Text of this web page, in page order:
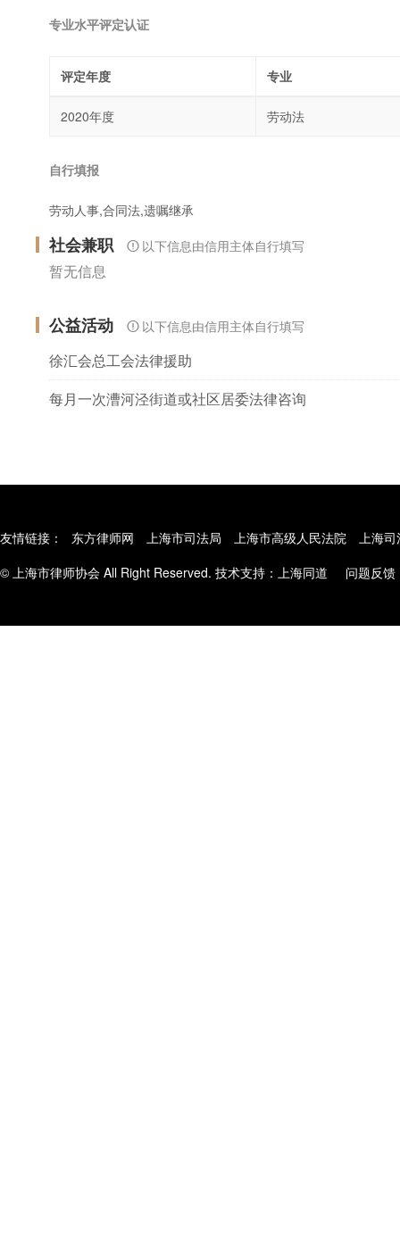
专业水平评定认证
评定年度 专业
2020年度 劳动法
自行填报
劳动人事,合同法,遗嘱继承
社会兼职 以下信息由信用主体自行填写
暂无信息
公益活动 以下信息由信用主体自行填写
徐汇会总工会法律援助
每月一次漕河泾街道或社区居委法律咨询
友情链接： 东方律师网 上海市司法局 上海市高级人民法院
上海
© 上海市律师协会 All Right Reserved. 技术支持： 上海同道 问题反馈